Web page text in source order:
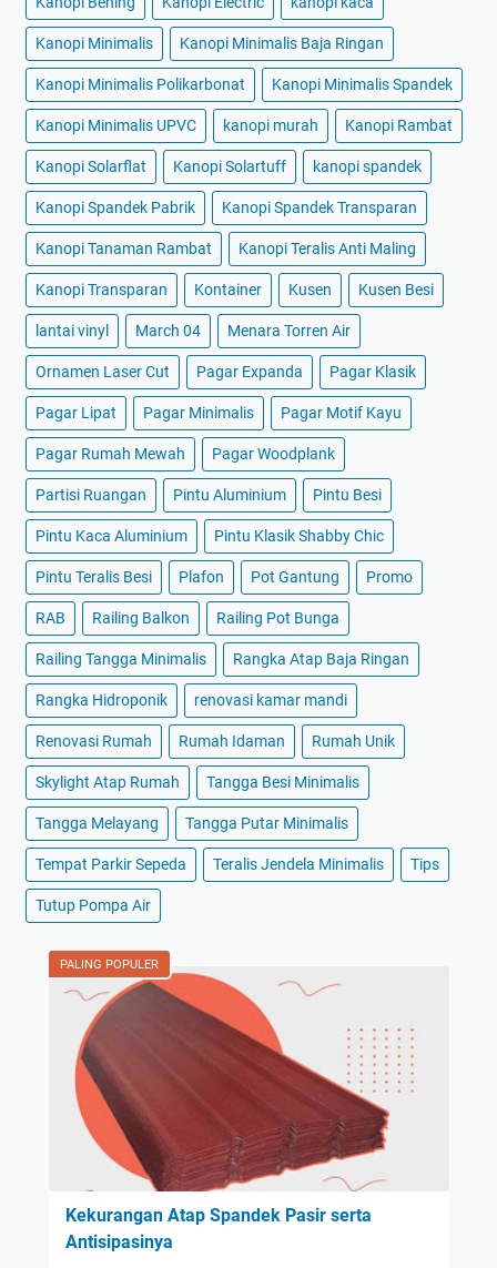
Kanopi Minimalis Kanopi Minimalis Baja Ringan
Kanopi Minimalis Polikarbonat Kanopi Minimalis Spandek
Kanopi Minimalis UPVC kanopi murah Kanopi Rambat
Kanopi Solarflat Kanopi Solartuff kanopi spandek
Kanopi Spandek Pabrik Kanopi Spandek Transparan
Kanopi Tanaman Rambat Kanopi Teralis Anti Maling
Kanopi Transparan Kontainer Kusen Kusen Besi
lantai vinyl March 04 Menara Torren Air
Ornamen Laser Cut Pagar Expanda Pagar Klasik
Pagar Lipat Pagar Minimalis Pagar Motif Kayu
Pagar Rumah Mewah Pagar Woodplank
Partisi Ruangan Pintu Aluminium Pintu Besi
Pintu Kaca Aluminium Pintu Klasik Shabby Chic
Pintu Teralis Besi Plafon Pot Gantung Promo
RAB Railing Balkon Railing Pot Bunga
Railing Tangga Minimalis Rangka Atap Baja Ringan
Rangka Hidroponik renovasi kamar mandi
Renovasi Rumah Rumah Idaman Rumah Unik
Skylight Atap Rumah Tangga Besi Minimalis
Tangga Melayang Tangga Putar Minimalis
Tempat Parkir Sepeda Teralis Jendela Minimalis Tips
Tutup Pompa Air
PALING POPULER
Kekurangan Atap Spandek Pasir serta
Antisipasinya